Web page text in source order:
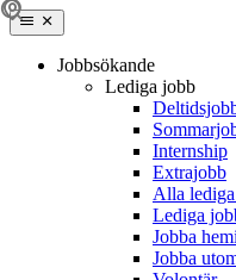
Jobbsökande
Lediga jobb
Internship
Extrajobb
Alla
Lediga
Jobba
Jobba